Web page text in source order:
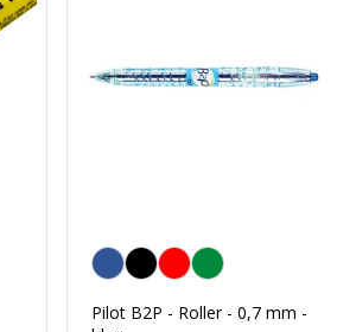
Bleu
Pilot B2P - Roller - 0,7 mm -